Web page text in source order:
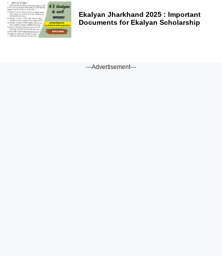
Ekalyan Jharkhand 2025 : Important
Documents for Ekalyan Scholarship
---Advertisement---